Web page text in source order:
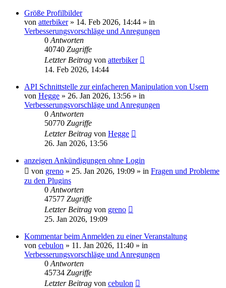
Größe Profilbilder
von atterbiker» 14. Feb 2026, 14:44 » in
Verbesserungsvorschläge und Anregungen
0 Antworten
40740 Zugriffe
Letzter Beitrag von atterbiker
14. Feb 2026, 14:44
API Schnittstelle zur einfacheren Manipulation von Usern
von Hegge » 26. Jan 2026, 13:56 » in
Verbesserungsvorschläge und Anregungen
0 Antworten
50770 Zugriffe
Letzter Beitrag von Hegge
26. Jan 2026, 13:56
anzeigen Ankündigungen ohne Login
von greno » 25. Jan 2026, 19:09 » in Fragen und Probleme
zu den Plugins
0 Antworten
47577 Zugriffe
Letzter Beitrag von greno
25. Jan 2026, 19:09
Kommentar beim Anmelden zu einer Veranstaltung
von cebulon » 11. Jan 2026, 11:40 » in
Verbesserungsvorschläge und Anregungen
0 Antworten
45734 Zugriffe
Letzter Beitrag von cebulon